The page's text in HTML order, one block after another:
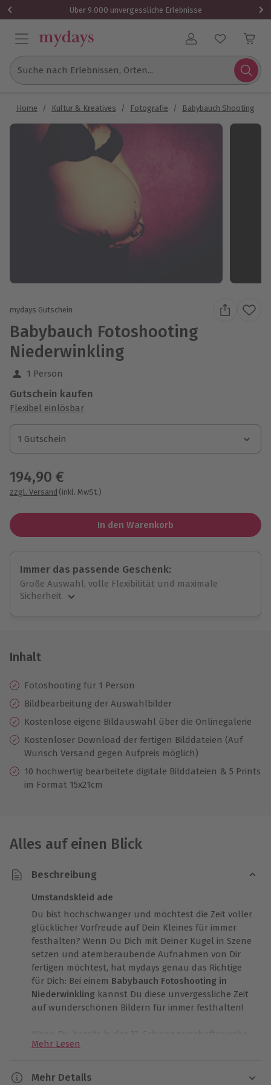
Über 9.000 unvergessliche Erlebnisse
Benutzerkonto
Suche nach Erlebnissen, Orten...
Home / Kultur & Kreatives / Fotografie / Babybauch Shooting
mydays Gutschein
Babybauch Fotoshooting
Niederwinkling
1 Person
Gutschein kaufen
Flexibel einlösbar
1 Gutschein
1 Gutschein
1 Gutschein
194,90 €
zzgl. Versand (inkl. MwSt.)
In den Warenkorb
Immer das passende Geschenk:
Große Auswahl, volle Flexibilität und maximale
Sicherheit
Jeder Gutschein für alle Erlebnisse einlösbar.
10 Jahre gültig & verlängerbar.
Inhalt
Fotoshooting für 1 Person
Bildbearbeitung der Auswahlbilder
Kostenlose eigene Bildauswahl über die Onlinegalerie
Kostenloser Download der fertigen Bilddateien (Auf
Wunsch Versand gegen Aufpreis möglich)
10 hochwertig bearbeitete digitale Bilddateien & 5 Prints
im Format 15x21cm
Alles auf einen Blick
Beschreibung
Umstandskleid ade
Du bist hochschwanger und möchtest die Zeit voller
glücklicher Vorfreude auf Dein Kleines für immer
festhalten? Wenn Du Dich mit Deiner Kugel in Szene
setzen und atemberaubende Aufnahmen von Dir
fertigen möchtest, hat mydays genau das Richtige
für Dich: Bei einem Babybauch Fotoshooting in
Niederwinkling kannst Du diese unvergessliche Zeit
auf wunderschönen Bildern für immer festhalten!
Wenn Du bereits in der 32. Schwangerschaftswoche
bist, ist das der beste Zeitpunkt für ein
für die Fotosession am besten verschiedene Outfits
Mehr Lesen
Mehr Details